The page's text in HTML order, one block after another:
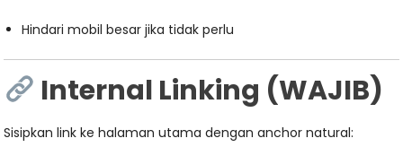
Hindari mobil besar jika tidak perlu
Internal Linking (WAJIB)
Sisipkan link ke halaman utama dengan anchor natural: